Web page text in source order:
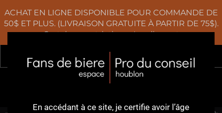
ACHAT EN LIGNE DISPONIBLE POUR COMMANDE DE
50$ ET PLUS. (LIVRAISON GRATUITE À PARTIR DE 75$).
Certaines restrictions s'appliquent
0
En accédant à ce site, je certifie avoir l’âge